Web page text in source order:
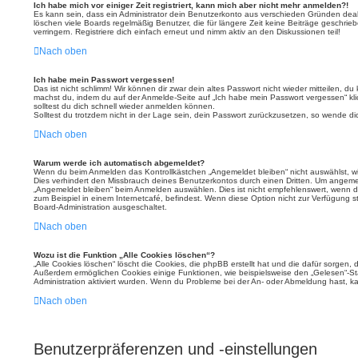
Ich habe mich vor einiger Zeit registriert, kann mich aber nicht mehr anmelden?!
Es kann sein, dass ein Administrator dein Benutzerkonto aus verschieden Gründen
löschen viele Boards regelmäßig Benutzer, die für längere Zeit keine Beiträge
verringern. Registriere dich einfach erneut und nimm aktiv an den Diskussionen teil!
Nach oben
Ich habe mein Passwort vergessen!
Das ist nicht schlimm! Wir können dir zwar dein altes Passwort nicht wieder mitteilen,
machst du, indem du auf der Anmelde-Seite auf „Ich habe mein Passwort vergessen“
solltest du dich schnell wieder anmelden können.
Solltest du trotzdem nicht in der Lage sein, dein Passwort zurückzusetzen, so wende
Nach oben
Warum werde ich automatisch abgemeldet?
Wenn du beim Anmelden das Kontrollkästchen „Angemeldet bleiben“ nicht auswählst,
Dies verhindert den Missbrauch deines Benutzerkontos durch einen Dritten. Um
„Angemeldet bleiben“ beim Anmelden auswählen. Dies ist nicht empfehlenswert, wenn
zum Beispiel in einem Internetcafé, befindest. Wenn diese Option nicht zur Verfügung
Board-Administration ausgeschaltet.
Nach oben
Wozu ist die Funktion „Alle Cookies löschen“?
„Alle Cookies löschen“ löscht die Cookies, die phpBB erstellt hat und die dafür sorgen,
Außerdem ermöglichen Cookies einige Funktionen, wie beispielsweise den „Gelesen“-
Administration aktiviert wurden. Wenn du Probleme bei der An- oder Abmeldung hast,
Nach oben
Benutzerpräferenzen und -einstellungen